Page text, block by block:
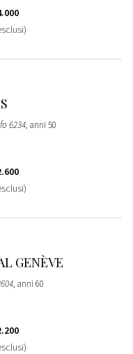
6234, anni 50
GENÈVE
, anni 60